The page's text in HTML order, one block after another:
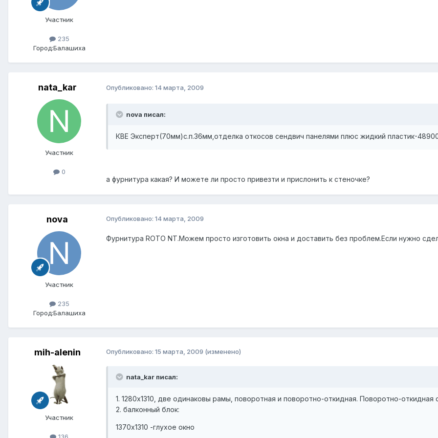
Участник
235
Город:Балашиха
nata_kar
Участник
0
Опубликовано: 14 марта, 2009
nova писал:
КВЕ Эксперт(70мм)с.п.36мм,отделка откосов сендвич панелями плюс жидкий пластик-
а фурнитура какая? И можете ли просто привезти и прислонить к стеночке?
nova
Участник
235
Город:Балашиха
Опубликовано: 14 марта, 2009
Фурнитура ROTO NT.Можем просто изготовить окна и доставить без проблем.Если нужно
mih-alenin
Участник
Опубликовано: 15 марта, 2009 (изменено)
nata_kar писал:
1. 1280х1310, две одинаковы рамы, поворотная и поворотно-откидная. Поворотно-
2. балконный блок:
1370х1310 -глухое окно